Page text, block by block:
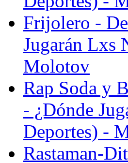
Frijolero -
Jugarán Lxs
Molotov
Rap Soda y
- ¿Dónde
Deportes) -
Rastaman-